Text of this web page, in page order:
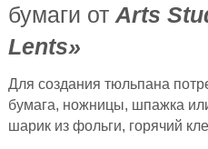
бумаги от Arts
Lents»
Для создания тюльпана
бумага, ножницы, шпажка
шарик из фольги, горячий